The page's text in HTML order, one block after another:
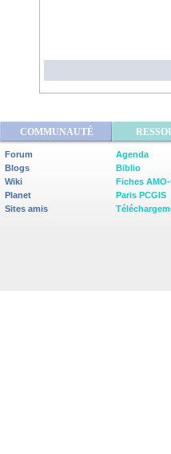
COMMUNAUTÉ
Forum
Blogs
Wiki
Planet
Sites amis
Agenda
Biblio
Fiches AMO-
Paris PCGIS